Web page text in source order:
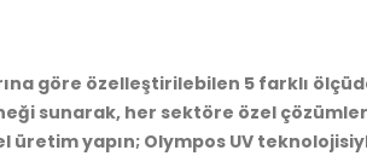
göre özelleştirilebilen 5 farklı
sunarak, her sektöre özel
yapın; Olympos UV